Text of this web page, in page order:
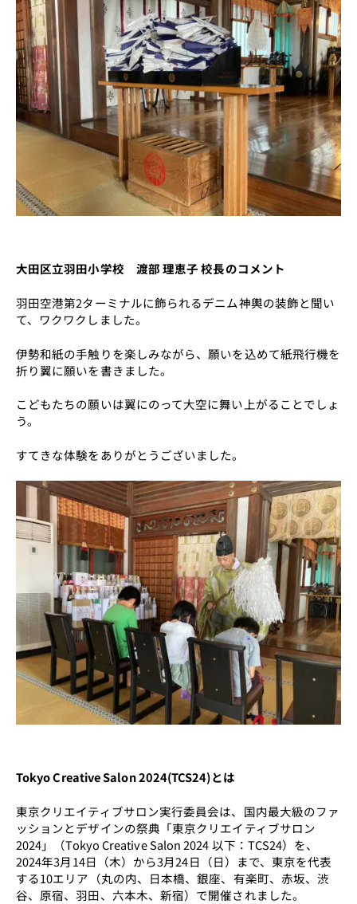
大田区立羽田小学校 渡部 理恵子 校長のコメント
羽田空港第2ターミナルに飾られるデニム神輿の装飾と聞い
て、ワクワクしました。
伊勢和紙の手触りを楽しみながら、願いを込めて紙飛行機を
折り翼に願いを書きました。
こどもたちの願いは翼にのって大空に舞い上がることでしょ
う。
すてきな体験をありがとうございました。
Tokyo Creative Salon 2024(TCS24)とは
東京クリエイティブサロン実行委員会は、国内最大級のファ
ッションとデザインの祭典「東京クリエイティブサロン
2024」（Tokyo Creative Salon 2024 以下：TCS24）を、
2024年3月14日（木）から3月24日（日）まで、東京を代表
する10エリア（丸の内、日本橋、銀座、有楽町、赤坂、渋
谷、原宿、羽田、六本木、新宿）で開催されました。